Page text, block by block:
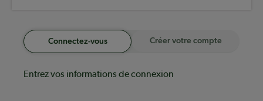
Connectez-vous Créer votre compte
Entrez vos informations de connexion